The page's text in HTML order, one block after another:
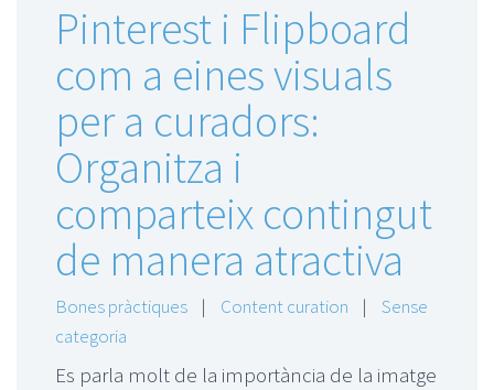
Pinterest i Flipboard
com a eines visuals
per a curadors:
Organitza i
comparteix contingut
de manera atractiva
Bones pràctiques | Content curation |
Sense
categoria
Es parla molt de la importància de la imatge